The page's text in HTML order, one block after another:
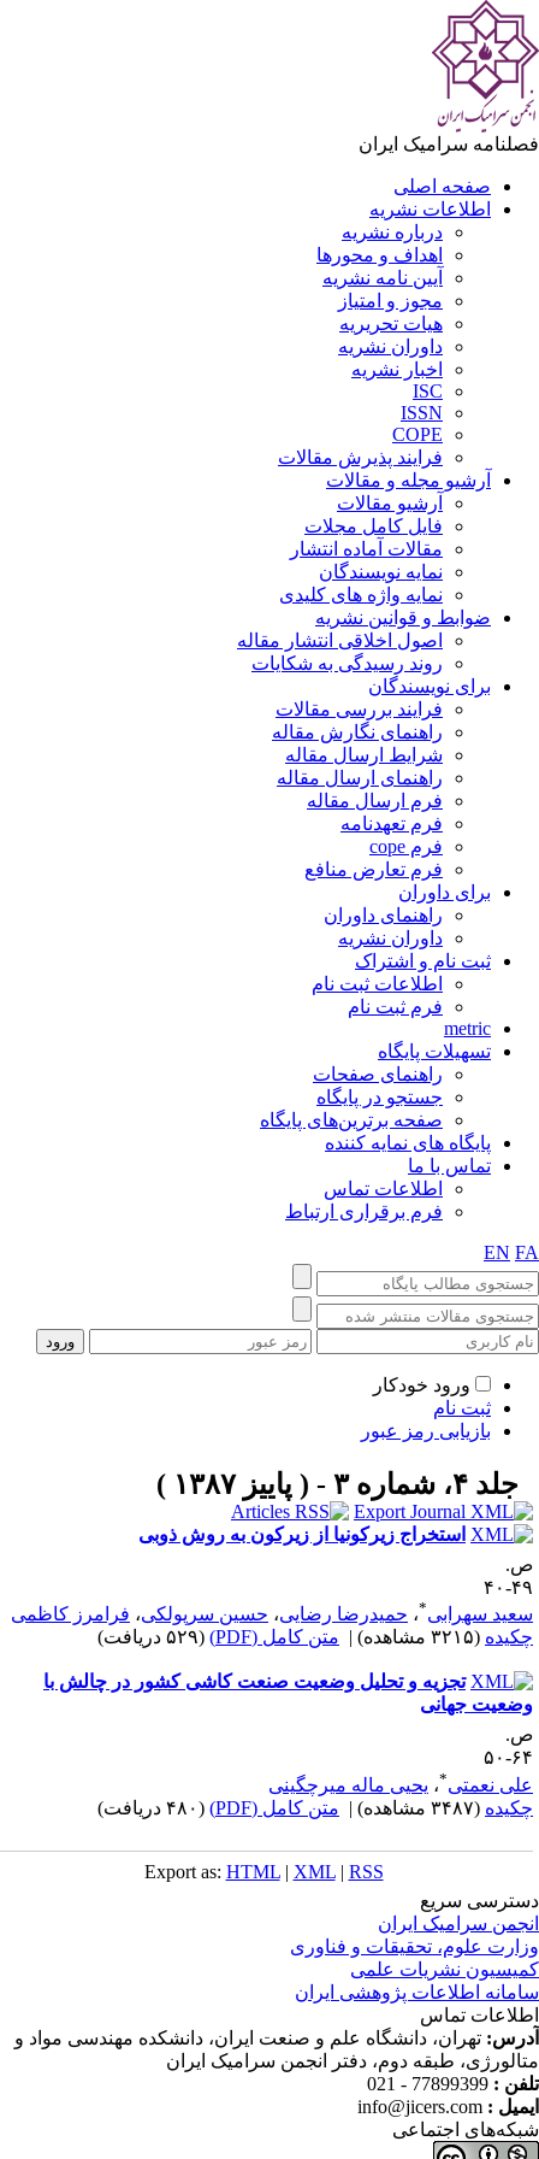
سرامیک ایران
صفحه اصلی
اطلاعات نشریه
درباره نشریه
اهداف و محورها
آیین نامه نشریه
مجوز و امتیاز
هیات تحریریه
داوران نشریه
اخبار نشریه
ISC
ISSN
COPE
فرایند پذیرش مقالات
آرشیو مجله و مقالات
آرشیو مقالات
فایل کامل مجلات
مقالات آماده انتشار
نمایه نویسندگان
نمایه واژه های کلیدی
ضوابط و قوانین نشریه
اصول اخلاقی انتشار مقاله
روند رسیدگی به شکایات
برای نویسندگان
فرایند بررسی مقالات
راهنمای نگارش مقاله
شرایط ارسال مقاله
راهنمای ارسال مقاله
فرم ارسال مقاله
فرم تعهدنامه
فرم cope
فرم تعارض منافع
برای داوران
راهنمای داوران
داوران نشریه
ثبت نام و اشتراک
اطلاعات ثبت نام
فرم ثبت نام
metric
تسهیلات پایگاه
راهنمای صفحات
جستجو در پایگاه
صفحه برترین‌های پایگاه
پایگاه های نمایه کننده
تماس با ما
اطلاعات تماس
فرم برقراری ارتباط
EN
ورود خودکار
ثبت نام
بازیابی رمز عبور
جلد ۴، شماره ۳ - ( پاييز ۱۳۸۷ )
استخراج زیرکونیا از زیرکون به روش ذوبی
۴۰
سهرابی ،حمیدرضا رضایی،حسین سرپولکی،فرامرز کاظمی
(۳۲۱۵ مشاهده) | متن کامل (PDF) (۵۲۹ دریافت)
تجزیه و تحلیل وضعیت صنعت کاشی کشور در چالش با
جهانی
۵۰
نعمتی ،یحیی ماله میرچگینی
(۳۴۸۷ مشاهده) | متن کامل (PDF) (۴۸۰ دریافت)
Export as:HTML |XML |RSS
سریع
سرامیک ایران
علوم، تحقیقات و فناوری
نشریات علمی
اطلاعات پژوهشی ایران
تماس
تهران، دانشگاه علم و صنعت ایران، دانشکده مهندسی مواد و
طبقه دوم، دفتر انجمن سرامیک ایران
:
77899399 - 021
:
info@jicers.com
اجتماعی